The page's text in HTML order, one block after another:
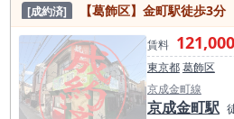
[成約済] 【葛飾区】金町駅徒歩3分 視
賃料 121,000
東京都葛飾区
京成金町線
京成金町駅